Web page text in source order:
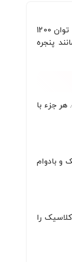
پیتزاساز فوما مدل FU-733، دستگاهی کارآمد و شیک است که تحت لیسانس فوما ژاپن طراحی شده و برای مصارف خانگی ایده‌آل است. با توان 1200
پنجره
جزء با
بادوام
کلاسیک را